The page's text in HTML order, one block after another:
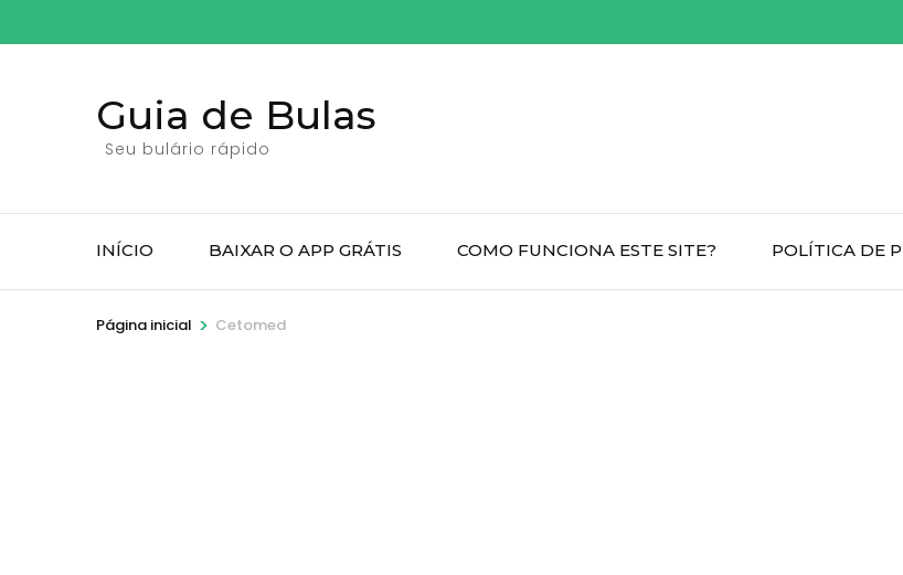
para
Guia de Bulas
Seu bulário rápido
INÍCIO BAIXAR O APP GRÁTIS COMO FUNCIONA ESTE SITE? POLÍTICA DE
Página inicial > Cetomed